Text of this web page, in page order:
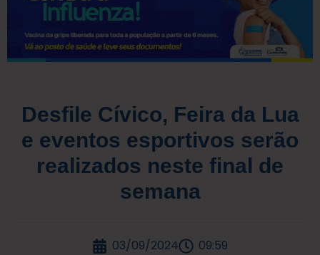
Desfile Cívico, Feira da Lua
e eventos esportivos serão
realizados neste final de
semana
03/09/2024 09:59